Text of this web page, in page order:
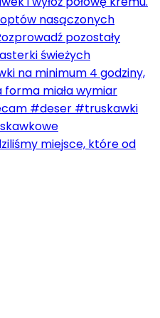
miejsce, które od